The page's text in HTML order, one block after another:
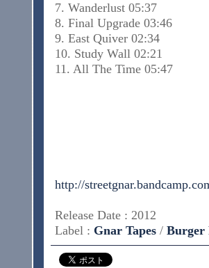
7. Wanderlust 05:37
8. Final Upgrade 03:46
9. East Quiver 02:34
10. Study Wall 02:21
11. All The Time 05:47
http://
Release Date : 2012
Label : Gnar Tapes / Burger